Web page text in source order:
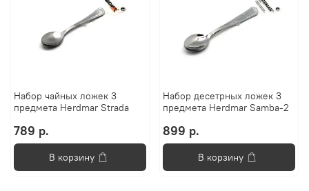
Набор чайных ложек 3
предмета Herdmar Strada
789 р.
В корзину
Набор десетрных ложек 3
предмета Herdmar Samba-2
899 р.
В корзину